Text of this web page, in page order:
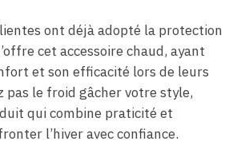
ont déjà adopté la protection
cet accessoire chaud, ayant
et son efficacité lors de leurs
pas le froid gâcher votre style,
qui combine praticité et
l’hiver avec confiance.